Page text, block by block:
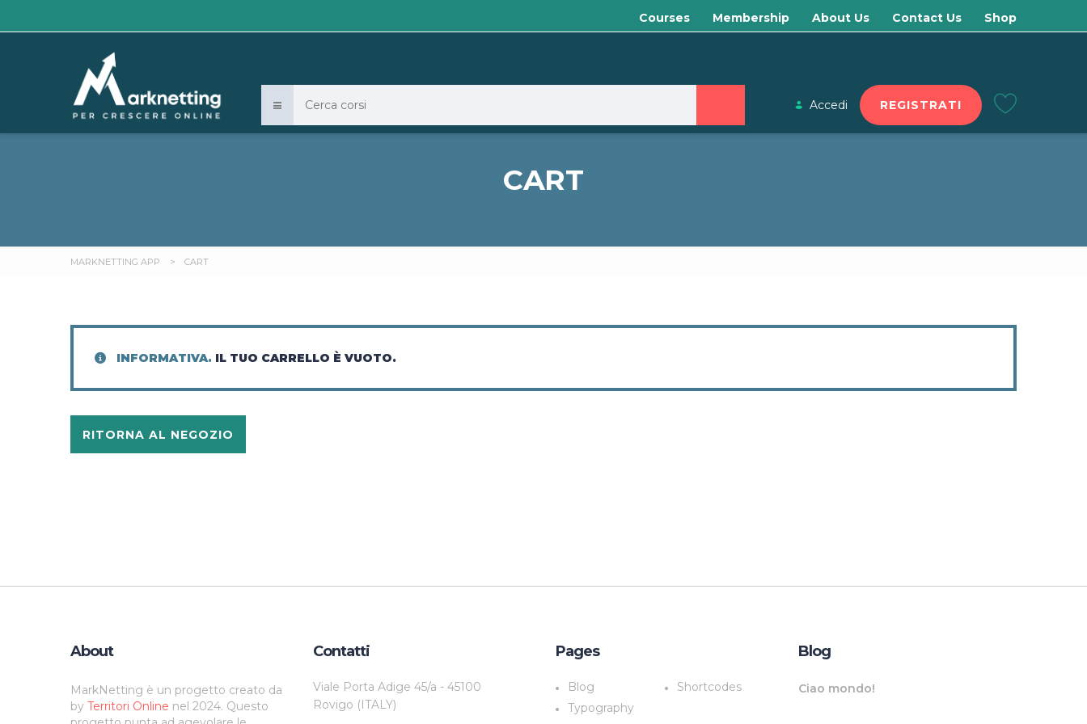
Courses Membership About Us Contact Us Shop
Accedi REGISTRATI
CART
MARKNETTING APP > CART
INFORMATIVA. IL TUO CARRELLO È VUOTO.
RITORNA AL NEGOZIO
About
MarkNetting è un progetto creato da
by Territori Online nel 2024. Questo
Contatti
Viale Porta Adige 45/a - 45100
Rovigo (ITALY)
Pages
Blog
Shortcodes
Typography
Blog
Ciao mondo!